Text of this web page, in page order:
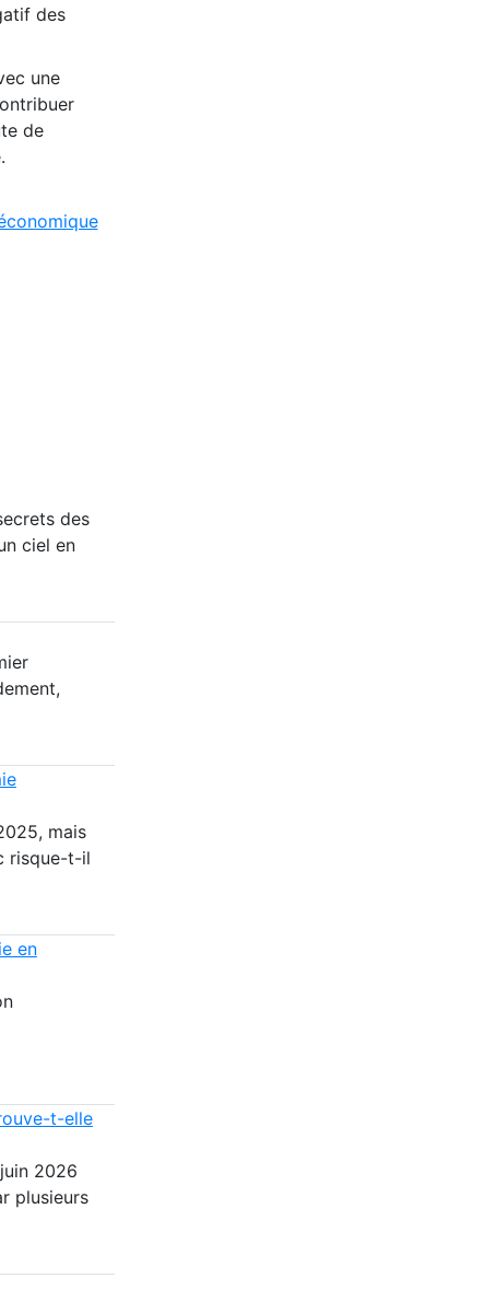
des
une
de
des
ciel en
mais
risque-t-il
en
t-elle
2026
plusieurs